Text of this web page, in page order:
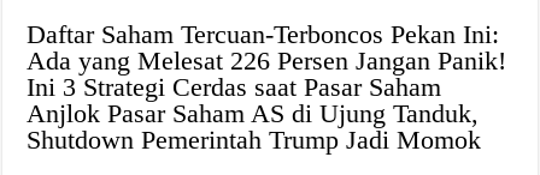
Daftar Saham Tercuan-Terboncos Pekan Ini:
Ada yang Melesat 226 Persen Jangan Panik!
Ini 3 Strategi Cerdas saat Pasar Saham
Anjlok Pasar Saham AS di Ujung Tanduk,
Shutdown Pemerintah Trump Jadi Momok